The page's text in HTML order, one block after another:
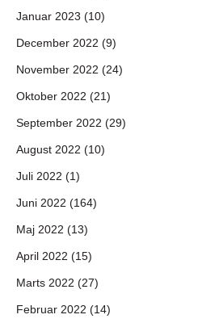
Januar 2023 (10)
December 2022 (9)
November 2022 (24)
Oktober 2022 (21)
September 2022 (29)
August 2022 (10)
Juli 2022 (1)
Juni 2022 (164)
Maj 2022 (13)
April 2022 (15)
Marts 2022 (27)
Februar 2022 (14)